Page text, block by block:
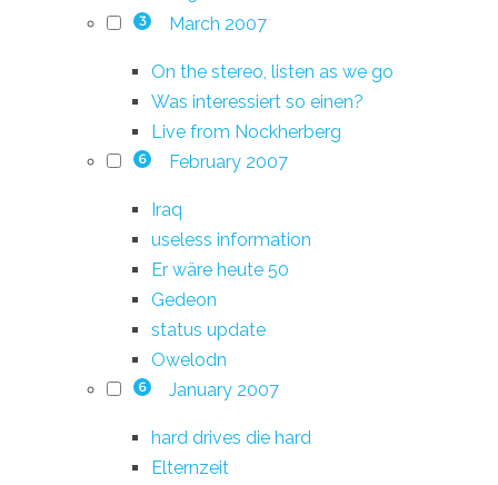
3 March 2007
On the stereo, listen as we go
Was interessiert so einen?
Live from Nockherberg
6 February 2007
Iraq
useless information
Er wäre heute 50
Gedeon
status update
Owelodn
6 January 2007
hard drives die hard
Elternzeit